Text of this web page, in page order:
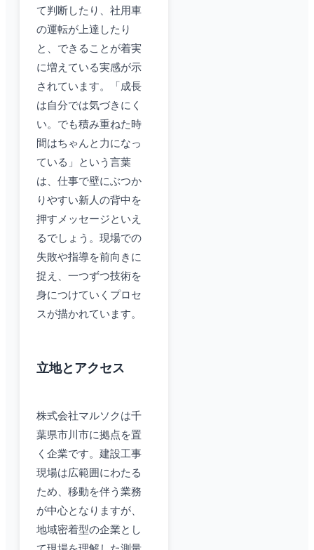
て判断したり、社用車
の運転が上達したり
と、できることが着実
に増えている実感が示
されています。「成長
は自分では気づきにく
い。でも積み重ねた時
間はちゃんと力になっ
ている」という言葉
は、仕事で壁にぶつか
りやすい新人の背中を
押すメッセージといえ
るでしょう。現場での
失敗や指導を前向きに
捉え、一つずつ技術を
身につけていくプロセ
スが描かれています。
立地とアクセス
株式会社マルソクは千
葉県市川市に拠点を置
く企業です。建設工事
現場は広範囲にわたる
ため、移動を伴う業務
が中心となりますが、
地域密着型の企業とし